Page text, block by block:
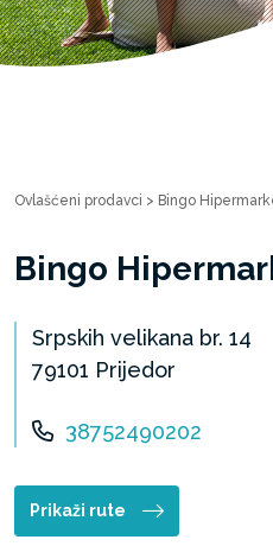
Ovlašćeni prodavci > Bingo
Bingo
Srpskih velikana br. 14
79101 Prijedor
38752490202
Prikaži rute